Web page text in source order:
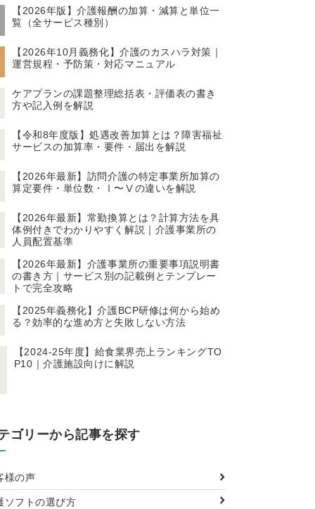
【2026年版】介護報酬の加算・減算と単位一
覧（全サービス種別）
【2026年10月義務化】介護のカスハラ対策｜
運営規程・予防策・対応マニュアル
ケアプランの課題整理総括表・評価表の書き
方や記入例を解説
【令和8年度版】処遇改善加算とは？障害福祉
サービスの加算率・要件・届出を解説
【2026年最新】訪問介護の特定事業所加算の
算定要件・単位数・Ⅰ〜Ⅴの違いを解説
【2026年最新】常勤換算とは？計算方法を具
体例付きでわかりやすく解説｜介護事業所の
人員配置基準
【2026年最新】介護事業所の重要事項説明書
の書き方｜サービス別の記載例とテンプレー
トで完全攻略
【2025年義務化】介護BCP研修は何から始め
る？効率的な進め方と失敗しない方法
【2024-25年度】給食業界売上ランキングTO
P10｜介護施設向けに解説
ゴリーから記事を探す
様の声
ソフトの選び方